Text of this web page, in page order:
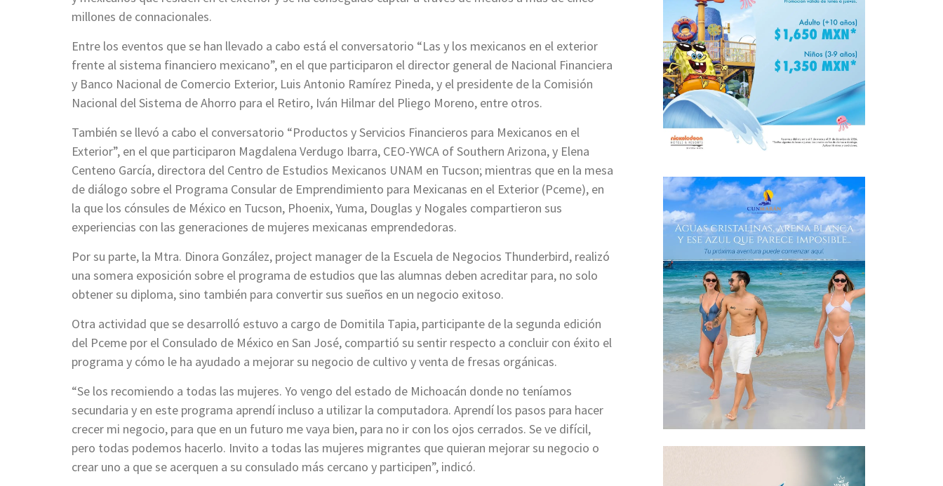
millones de connacionales.
Entre los eventos que se han llevado a cabo está el conversatorio “Las y los mexicanos en el exterior
frente al sistema financiero mexicano”, en el que participaron el director general de Nacional Financiera
y Banco Nacional de Comercio Exterior, Luis Antonio Ramírez Pineda, y el presidente de la Comisión
Nacional del Sistema de Ahorro para el Retiro, Iván Hilmar del Pliego Moreno, entre otros.
También se llevó a cabo el conversatorio “Productos y Servicios Financieros para Mexicanos en el
Exterior”, en el que participaron Magdalena Verdugo Ibarra, CEO-YWCA of Southern Arizona, y Elena
Centeno García, directora del Centro de Estudios Mexicanos UNAM en Tucson; mientras que en la mesa
de diálogo sobre el Programa Consular de Emprendimiento para Mexicanas en el Exterior (Pceme), en
la que los cónsules de México en Tucson, Phoenix, Yuma, Douglas y Nogales compartieron sus
experiencias con las generaciones de mujeres mexicanas emprendedoras.
Por su parte, la Mtra. Dinora González, project manager de la Escuela de Negocios Thunderbird, realizó
una somera exposición sobre el programa de estudios que las alumnas deben acreditar para, no solo
obtener su diploma, sino también para convertir sus sueños en un negocio exitoso.
Otra actividad que se desarrolló estuvo a cargo de Domitila Tapia, participante de la segunda edición
del Pceme por el Consulado de México en San José, compartió su sentir respecto a concluir con éxito el
programa y cómo le ha ayudado a mejorar su negocio de cultivo y venta de fresas orgánicas.
“Se los recomiendo a todas las mujeres. Yo vengo del estado de Michoacán donde no teníamos
secundaria y en este programa aprendí incluso a utilizar la computadora. Aprendí los pasos para hacer
crecer mi negocio, para que en un futuro me vaya bien, para no ir con los ojos cerrados. Se ve difícil,
pero todas podemos hacerlo. Invito a todas las mujeres migrantes que quieran mejorar su negocio o
crear uno a que se acerquen a su consulado más cercano y participen”, indicó.